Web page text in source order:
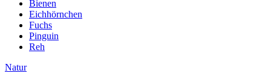
Bienen
Eichhörnchen
Fuchs
Pinguin
Reh
Natur